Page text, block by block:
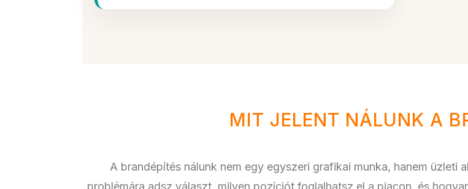
MIT JELENT NÁLUNK A
A brandépítés nálunk nem egy egyszeri grafikai munka, hanem üzleti
problémára adsz választ, milyen pozíciót foglalhatsz el a piacon, és